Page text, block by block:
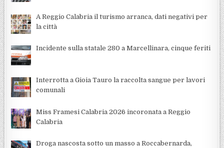
A Reggio Calabria il turismo arranca, dati negativi per
la città
Incidente sulla statale 280 a Marcellinara, cinque feriti
Interrotta a Gioia Tauro la raccolta sangue per lavori
comunali
Miss Framesi Calabria 2026 incoronata a Reggio
Calabria
Droga nascosta sotto un masso a Roccabernarda,